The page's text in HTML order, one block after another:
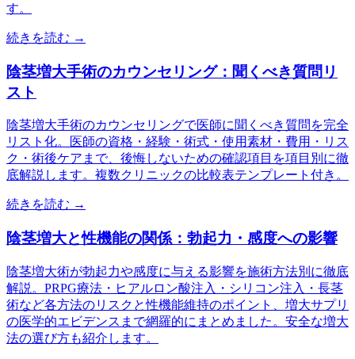
す。
続きを読む →
陰茎増大手術のカウンセリング：聞くべき質問リ
スト
陰茎増大手術のカウンセリングで医師に聞くべき質問を完全
リスト化。医師の資格・経験・術式・使用素材・費用・リス
ク・術後ケアまで、後悔しないための確認項目を項目別に徹
底解説します。複数クリニックの比較表テンプレート付き。
続きを読む →
陰茎増大と性機能の関係：勃起力・感度への影響
陰茎増大術が勃起力や感度に与える影響を施術方法別に徹底
解説。PRPG療法・ヒアルロン酸注入・シリコン注入・長茎
術など各方法のリスクと性機能維持のポイント、増大サプリ
の医学的エビデンスまで網羅的にまとめました。安全な増大
法の選び方も紹介します。